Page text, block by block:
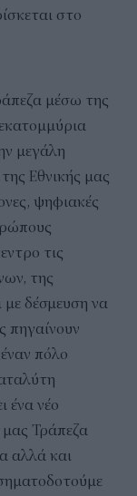
στο
μέσω της
μεγάλη
Εθνικής μας
ψηφιακές
τις
της
με δέσμευση να
πηγαίνουν
πόλο
ένα νέο
μας Τράπεζα
αλλά και